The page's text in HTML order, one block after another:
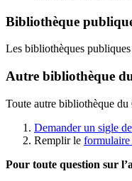
Bibliothèque
Les bibliothèques
Autre bibliothèque
Toute autre bibliothèque du
Demander un sigle
Remplir le formulaire
Pour toute question sur